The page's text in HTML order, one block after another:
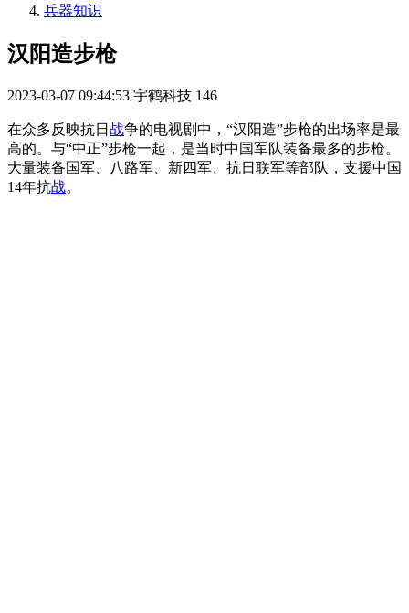
兵器知识
汉阳造步枪
2023-03-07 09:44:53 宇鹤科技 146
在众多反映抗日 战争的电视剧中，“汉阳造”步枪的出场率是最
高的。与“中正”步枪一起，是当时中国军队装备最多的步枪。
大量装备国军、八路军、新四军、抗日联军等部队，支援中国
14年抗战。